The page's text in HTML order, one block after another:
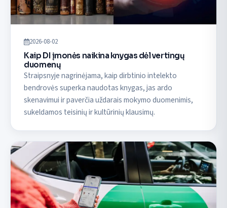
2026-08-02
Kaip DI įmonės naikina knygas dėl vertingų
duomenų
Straipsnyje nagrinėjama, kaip dirbtinio intelekto
bendrovės superka naudotas knygas, jas ardo
skenavimui ir paverčia uždarais mokymo duomenimis,
sukeldamos teisinių ir kultūrinių klausimų.